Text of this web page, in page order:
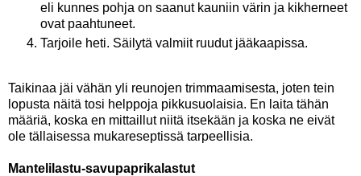
eli kunnes pohja on saanut kauniin värin ja kikherneet
ovat paahtuneet.
Tarjoile heti. Säilytä valmiit ruudut jääkaapissa.
Taikinaa jäi vähän yli reunojen trimmaamisesta, joten tein
lopusta näitä tosi helppoja pikkusuolaisia. En laita tähän
määriä, koska en mittaillut niitä itsekään ja koska ne eivät
ole tällaisessa mukareseptissä tarpeellisia.
Mantelilastu-savupaprikalastut